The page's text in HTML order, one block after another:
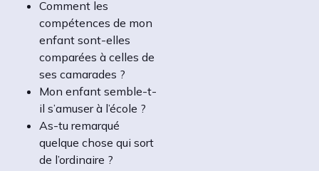
Comment les
compétences de mon
enfant sont-elles
comparées à celles de
ses camarades ?
Mon enfant semble-t-
il s’amuser à l’école ?
As-tu remarqué
quelque chose qui sort
de l’ordinaire ?